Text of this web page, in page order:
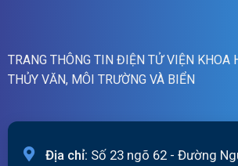
TRANG THÔNG TIN ĐIỆN TỬ VIỆN KHOA
THỦY VĂN, MÔI TRƯỜNG VÀ BIỂN
Địa chỉ: Số 23 ngõ 62 - Đường